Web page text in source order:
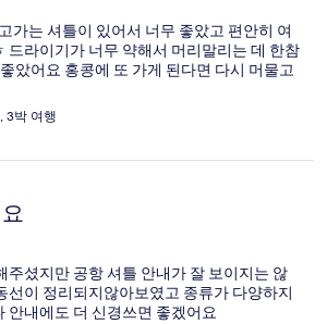
가는 셔틀이 있어서 너무 좋았고 편안히 여
드라이기가 너무 약해서 머리말리는 데 한참
았어요 홍콩에 또 가게 된다면 다시 머물고
3박 여행
주셨지만 공항 셔틀 안내가 잘 보이지는 않
선이 정리되지않아보였고 종류가 다양하지
안내에도 더 신경쓰면 좋겠어요